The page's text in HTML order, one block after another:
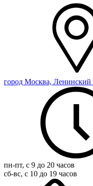
город Москва, Ленинский
пн-пт, с 9 до 20 часов
сб-вс, с 10 до 19 часов